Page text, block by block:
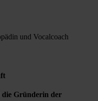
und Vocalcoach
die Gründerin der